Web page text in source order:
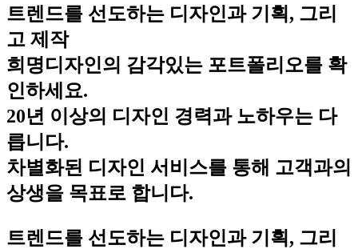
트렌드를 선도하는 디자인과 기획, 그리
고 제작
희명디자인의 감각있는 포트폴리오를 확
인하세요.
20년 이상의 디자인 경력과 노하우는 다
릅니다.
차별화된 디자인 서비스를 통해 고객과의
상생을 목표로 합니다.
트렌드를 선도하는 디자인과 기획, 그리